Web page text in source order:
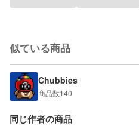
似ている商品
Chubbies
商品数140
同じ作者の商品